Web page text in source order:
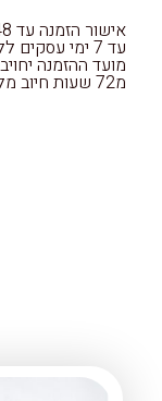
מ72 שעות חיוב מלא .